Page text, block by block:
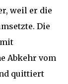
weil er die
Die
Abkehr vom
quittiert